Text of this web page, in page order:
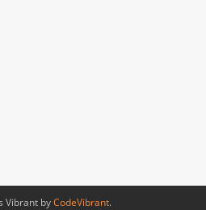
Vibrant byCodeVibrant.